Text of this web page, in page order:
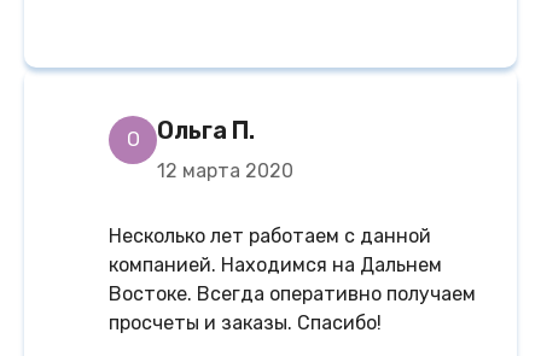
О Ольга П.
12 марта 2020
Несколько лет работаем с данной
компанией. Находимся на Дальнем
Востоке. Всегда оперативно получаем
просчеты и заказы. Спасибо!